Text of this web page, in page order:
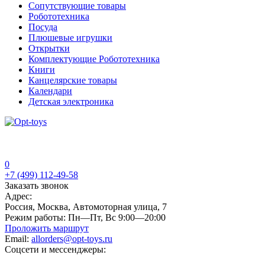
Сопутствующие товары
Робототехника
Посуда
Плюшевые игрушки
Открытки
Комплектующие Робототехника
Книги
Канцелярские товары
Календари
Детская электроника
0
+7 (499) 112-49-58
Заказать звонок
Адрес:
Россия, Москва, Автомоторная улица, 7
Режим работы: Пн—Пт, Вс 9:00—20:00
Проложить маршрут
Email: allorders@opt-toys.ru
Соцсети и мессенджеры: